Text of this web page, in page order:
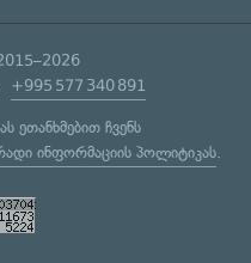
+995 577 340 891
ეთანხმებით ჩვენს
ინფორმაციის პოლიტიკას.